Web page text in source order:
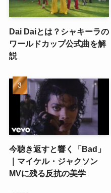
Dai Daiとは？シャキーラの
ワールドカップ公式曲を解
説
今聴き返すと響く「Bad」
｜マイケル・ジャクソン
MVに残る反抗の美学